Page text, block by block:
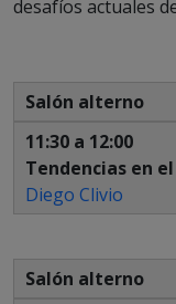
desafíos actuales
Salón alterno
11:30 a 12:00
Tendencias en
Diego Clivio
Salón alterno